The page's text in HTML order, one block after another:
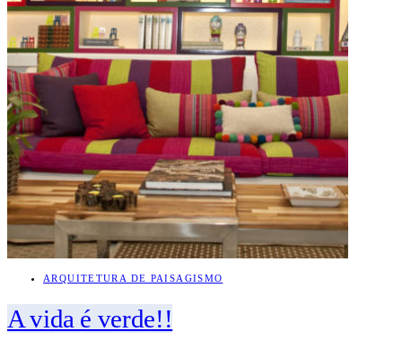
ARQUITETURA DE PAISAGISMO
A vida é verde!!